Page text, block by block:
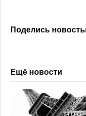
Поделись
Ещё новости